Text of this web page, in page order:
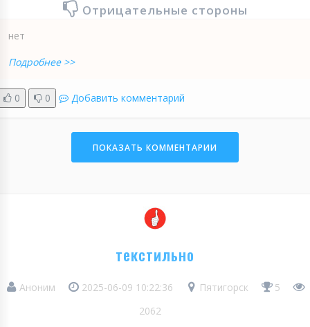
Отрицательные стороны
нет
Подробнее >>
0 0 Добавить комментарий
ПОКАЗАТЬ КОММЕНТАРИИ
текстильно
Аноним 2025-06-09 10:22:36 Пятигорск
5
2062